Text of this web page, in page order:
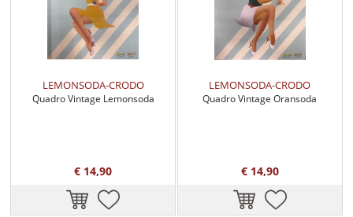
LEMONSODA-CRODO
Quadro Vintage Lemonsoda
€ 14,90
LEMONSODA-CRODO
Quadro Vintage Oransoda
€ 14,90